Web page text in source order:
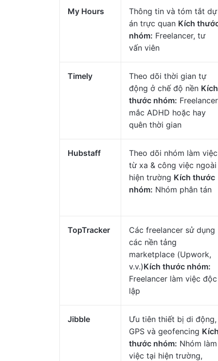
My Hours
Thông tin và tóm tắt dự
án trực quan Kích
nhóm: Freelancer, tư
vấn viên
Timely
Theo dõi thời gian tự
động ở chế độ nền Kích
thước nhóm: Freelancer
mắc ADHD hoặc hay
quên thời gian
Hubstaff
Theo dõi nhóm làm việc
từ xa & công việc ngoài
hiện trường Kích thước
nhóm: Nhóm phân tán
TopTracker
Các freelancer sử dụng
các nền tảng
marketplace (Upwork,
v.v.)Kích thước nhóm:
Freelancer làm việc độc
lập
Jibble
Ưu tiên thiết bị di động,
GPS và geofencing
thước nhóm: Nhóm làm
việc tại hiện trường,